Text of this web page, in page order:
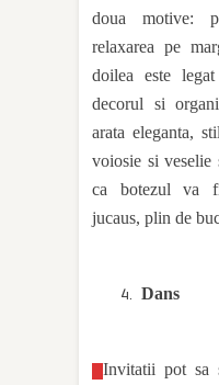
doua motive:
relaxarea pe
doilea este
decorul si
arata eleganta,
voiosie si veselie
ca botezul va
jucaus, plin de
Dans
Invitatii pot sa